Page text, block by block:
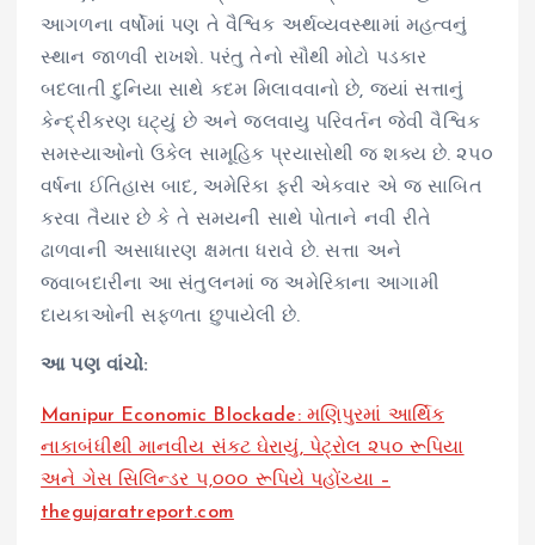
આગળના વર્ષોમાં પણ તે વૈશ્વિક અર્થવ્યવસ્થામાં મહત્વનું
સ્થાન જાળવી રાખશે. પરંતુ તેનો સૌથી મોટો પડકાર
બદલાતી દુનિયા સાથે કદમ મિલાવવાનો છે, જ્યાં સત્તાનું
કેન્દ્રીકરણ ઘટ્યું છે અને જલવાયુ પરિવર્તન જેવી વૈશ્વિક
સમસ્યાઓનો ઉકેલ સામૂહિક પ્રયાસોથી જ શક્ય છે. ૨૫૦
વર્ષના ઈતિહાસ બાદ, અમેરિકા ફરી એકવાર એ જ સાબિત
કરવા તૈયાર છે કે તે સમયની સાથે પોતાને નવી રીતે
ઢાળવાની અસાધારણ ક્ષમતા ધરાવે છે. સત્તા અને
જવાબદારીના આ સંતુલનમાં જ અમેરિકાના આગામી
દાયકાઓની સફળતા છુપાયેલી છે.
આ પણ વાંચો:
Manipur Economic Blockade: મણિપુરમાં આર્થિક
નાકાબંધીથી માનવીય સંકટ ઘેરાયું, પેટ્રોલ ૨૫૦ રૂપિયા
અને ગેસ સિલિન્ડર ૫,૦૦૦ રૂપિયે પહોંચ્યા –
thegujaratreport.com